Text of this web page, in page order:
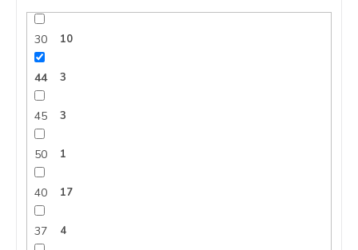
30 10
44 3
45 3
50 1
40 17
37 4